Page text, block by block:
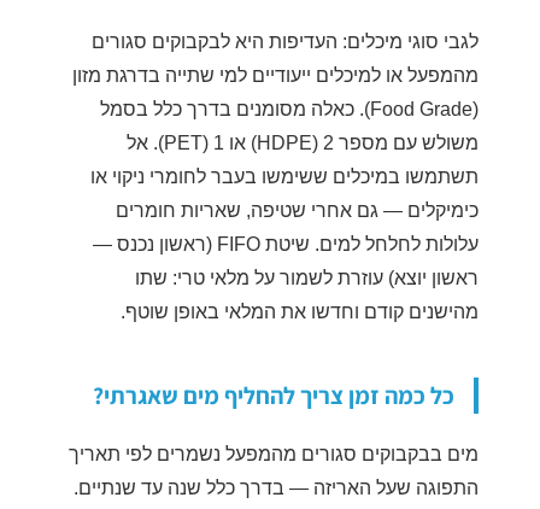
לגבי סוגי מיכלים: העדיפות היא לבקבוקים סגורים
מהמפעל או למיכלים ייעודיים למי שתייה בדרגת מזון
(Food Grade). כאלה מסומנים בדרך כלל בסמל
משולש עם מספר 2 (HDPE) או 1 (PET). אל
תשתמשו במיכלים ששימשו בעבר לחומרי ניקוי או
כימיקלים — גם אחרי שטיפה, שאריות חומרים
עלולות לחלחל למים. שיטת FIFO (ראשון נכנס —
ראשון יוצא) עוזרת לשמור על מלאי טרי: שתו
מהישנים קודם וחדשו את המלאי באופן שוטף.
כל כמה זמן צריך להחליף מים שאגרתי?
מים בבקבוקים סגורים מהמפעל נשמרים לפי תאריך
התפוגה שעל האריזה — בדרך כלל שנה עד שנתיים.